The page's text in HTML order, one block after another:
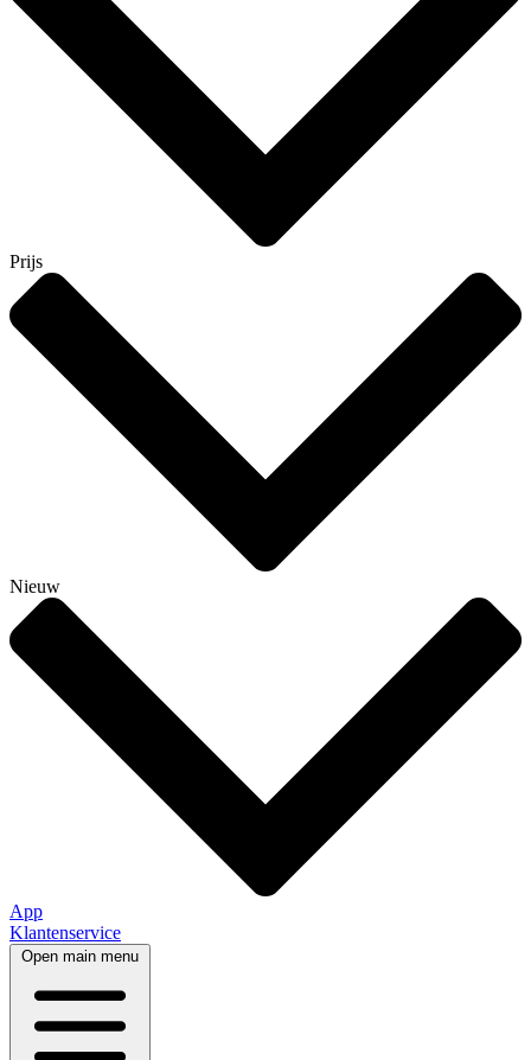
Prijs
Nieuw
App
Klantenservice
Open main menu